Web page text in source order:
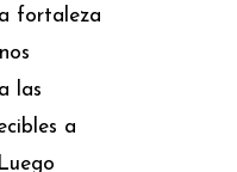
fortaleza
las
a